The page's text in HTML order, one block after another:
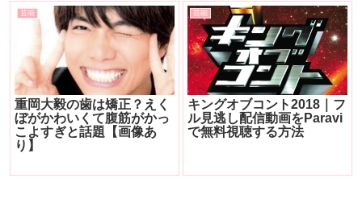
芸能
重岡大毅の歯は矯正？えく
ぼがかわいくて腹筋がかっ
こよすぎと話題【画像あ
り】
芸能
キングオブコント2018｜フ
ル見逃し配信動画をParavi
で無料視聴する方法